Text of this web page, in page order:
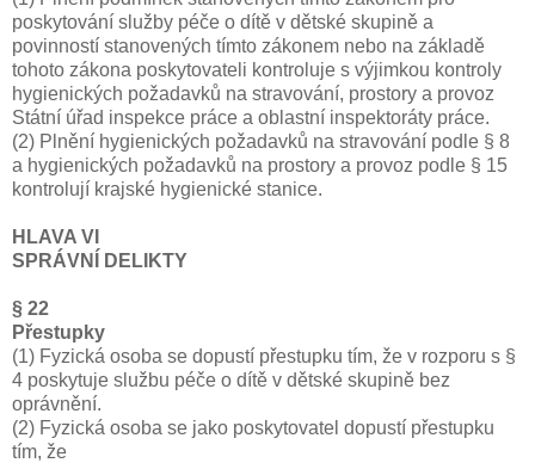
poskytování služby péče o dítě v dětské skupině a
povinností stanovených tímto zákonem nebo na základě
tohoto zákona poskytovateli kontroluje s výjimkou kontroly
hygienických požadavků na stravování, prostory a provoz
Státní úřad inspekce práce a oblastní inspektoráty práce.
(2) Plnění hygienických požadavků na stravování podle § 8
a hygienických požadavků na prostory a provoz podle § 15
kontrolují krajské hygienické stanice.
HLAVA VI
SPRÁVNÍ DELIKTY
§ 22
Přestupky
(1) Fyzická osoba se dopustí přestupku tím, že v rozporu s §
4 poskytuje službu péče o dítě v dětské skupině bez
oprávnění.
(2) Fyzická osoba se jako poskytovatel dopustí přestupku
tím, že